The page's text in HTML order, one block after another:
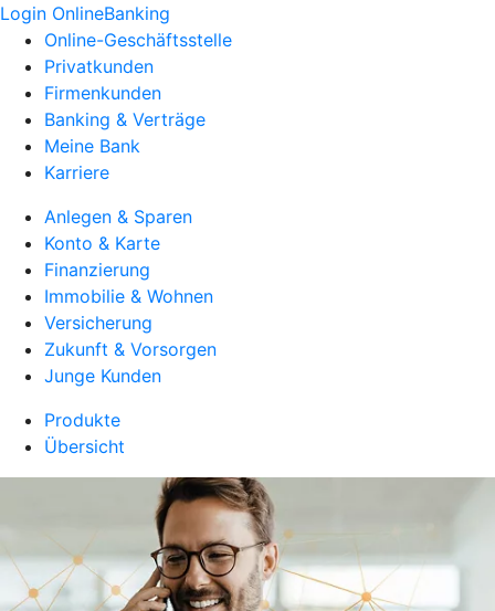
Login OnlineBanking
Online-Geschäftsstelle
Privatkunden
Firmenkunden
Banking & Verträge
Meine Bank
Karriere
Anlegen & Sparen
Konto & Karte
Finanzierung
Immobilie & Wohnen
Versicherung
Zukunft & Vorsorgen
Junge Kunden
Produkte
Übersicht